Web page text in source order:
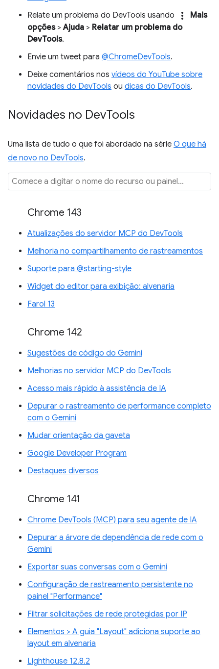
Relate um problema do DevTools usando
more_vert
Mais
opções>Ajuda > Relatar um problema do
DevTools.
Envie um tweet para @ChromeDevTools.
Deixe comentários nos vídeos do YouTube sobre
novidades do DevTools ou dicas do DevTools.
Novidades no DevTools
Uma lista de tudo o que foi abordado na série O que há
de novo no DevTools.
Chrome 143
Atualizações do servidor MCP do DevTools
Melhoria no compartilhamento de rastreamentos
Suporte para @starting-style
Widget do editor para exibição: alvenaria
Farol 13
Chrome 142
Sugestões de código do Gemini
Melhorias no servidor MCP do DevTools
Acesso mais rápido à assistência de IA
Depurar o rastreamento de performance completo
com o Gemini
Mudar orientação da gaveta
Google Developer Program
Destaques diversos
Chrome 141
Chrome DevTools (MCP) para seu agente de IA
Depurar a árvore de dependência de rede com o
Gemini
Exportar suas conversas com o Gemini
Configuração de rastreamento persistente no
painel "Performance"
Filtrar solicitações de rede protegidas por IP
Elementos > A guia "Layout" adiciona suporte ao
layout em alvenaria
Lighthouse 12.8.2